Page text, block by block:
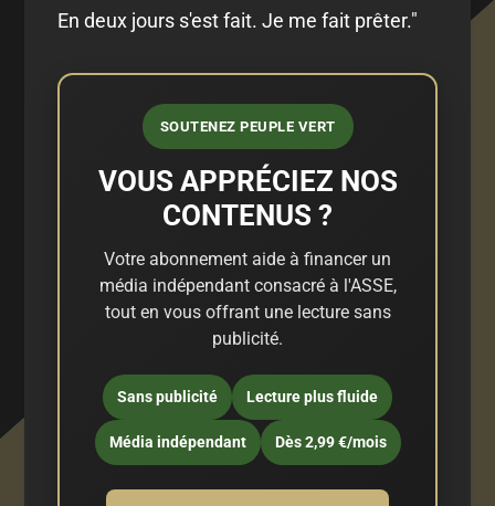
En deux jours s'est fait. Je me fait prêter."
SOUTENEZ PEUPLE VERT
VOUS APPRÉCIEZ NOS
CONTENUS ?
Votre abonnement aide à financer un
média indépendant consacré à l'ASSE,
tout en vous offrant une lecture sans
publicité.
Sans publicité Lecture plus fluide
Média indépendant Dès 2,99 €/mois